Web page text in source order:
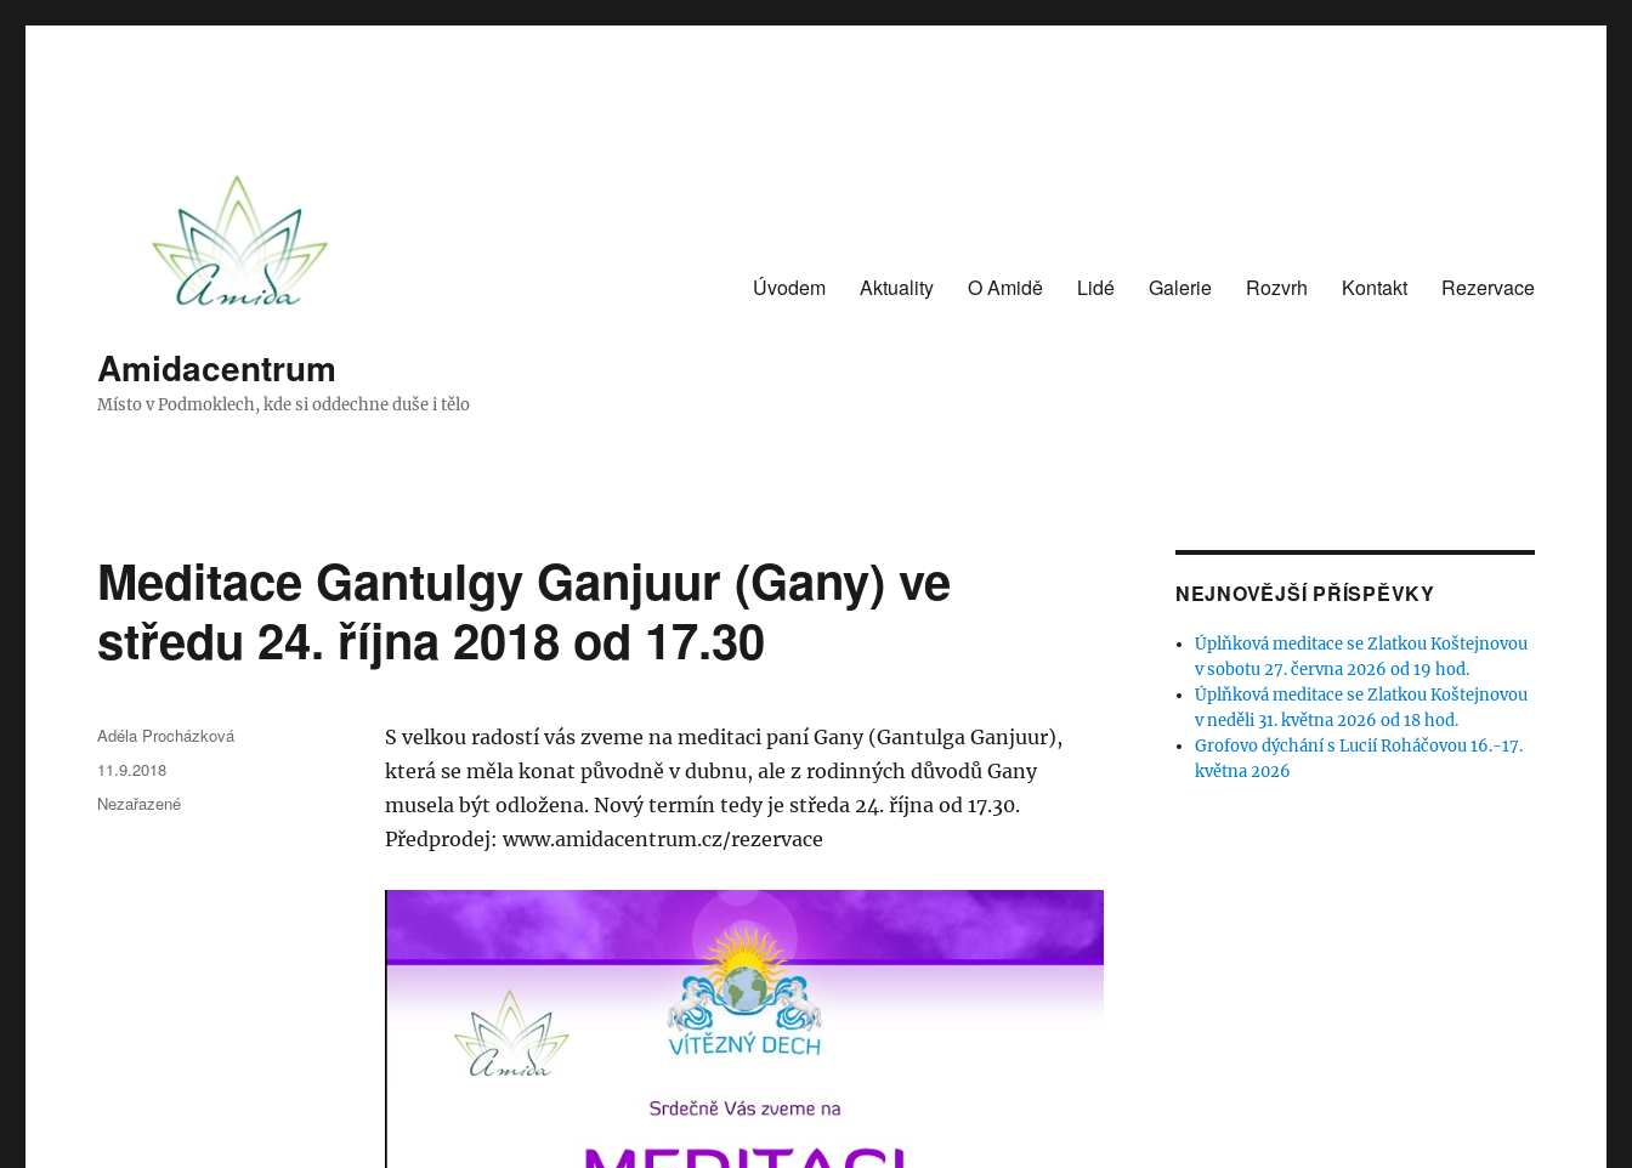
Amidacentrum
Místo v Podmoklech, kde si oddechne duše i tělo
Úvodem Aktuality O Amidě Lidé Galerie Rozvrh Kontakt Rezervace
Meditace Gantulgy Ganjuur (Gany) ve
středu 24. října 2018 od 17.30
S velkou radostí vás zveme na meditaci paní Gany (Gantulga Ganjuur),
která se měla konat původně v dubnu, ale z rodinných důvodů Gany
musela být odložena. Nový termín tedy je středa 24. října od 17.30.
Předprodej: www.amidacentrum.cz/rezervace
Autor:
Adéla Procházková
Publikováno:
11.9.2018
Rubriky:
Nezařazené
NEJNOVĚJŠÍ PŘÍSPĚVKY
Úplňková meditace se Zlatkou Koštejnovou
v sobotu 27. června 2026 od 19 hod.
Úplňková meditace se Zlatkou Koštejnovou
v neděli 31. května 2026 od 18 hod.
Grofovo dýchání s Lucií Roháčovou 16.-17.
května 2026